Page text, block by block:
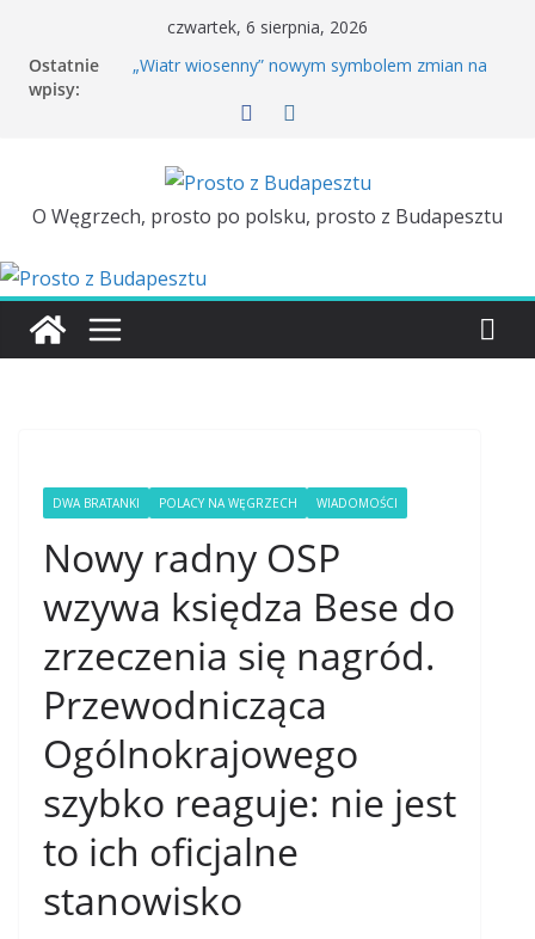
czwartek, 6 sierpnia, 2026
Ostatnie
wpisy:
„Wiatr wiosenny” nowym symbolem zmian na
Rowerem po Budapeszcie. Kiedy wróci Bubi?
porównał polską i węgierską kolej
Tuż przed wizytą Pétera Magyara w Polsce
ambasador Węgier zostaje odwołany
Majówka w Budapeszcie. TOP 3
O Węgrzech, prosto po polsku, prosto z Budapesztu
DWA BRATANKI POLACY NA WĘGRZECH WIADOMOŚCI
Nowy radny OSP
wzywa księdza Bese do
zrzeczenia się nagród.
Przewodnicząca
Ogólnokrajowego
szybko reaguje: nie jest
to ich oficjalne
stanowisko